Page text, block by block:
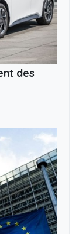
des